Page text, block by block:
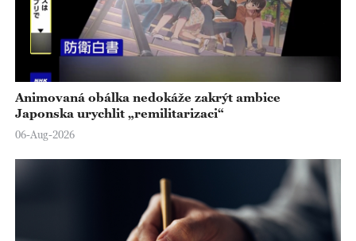
Animovaná obálka nedokáže zakrýt ambice
Japonska urychlit „remilitarizaci“
06-Aug-2026